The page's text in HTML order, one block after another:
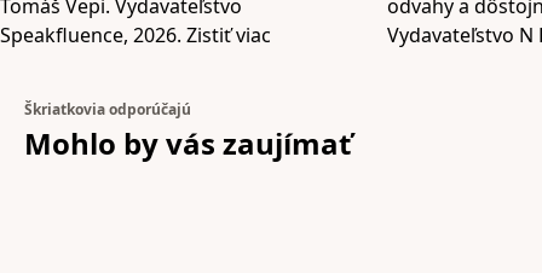
Škriatkovia odporúčajú
Mohlo by vás zaujímať